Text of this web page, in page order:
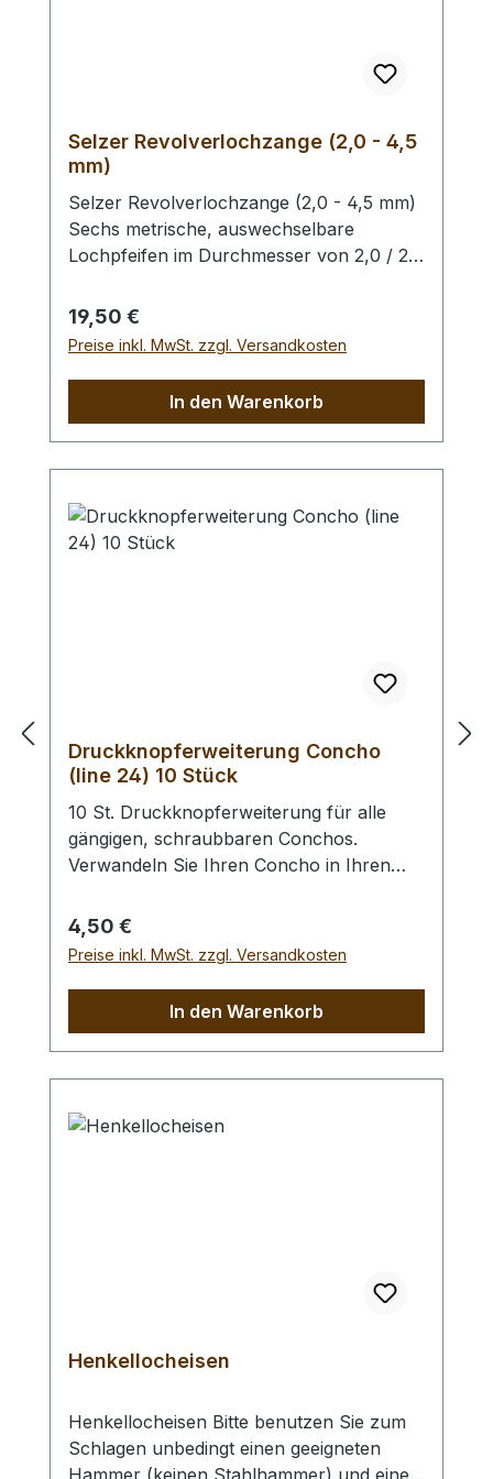
Selzer Revolverlochzange (2,0 - 4,5
mm)
Selzer Revolverlochzange (2,0 - 4,5 mm)
Sechs metrische, auswechselbare
Lochpfeifen im Durchmesser von 2,0 / 2,5
Sichtfenster für gewählten
Lochdurchmesser. Automatischer
Feststeller, Oberfläche silber vernickelt mit
hergestellt in Remscheid / Deutschland.
Zum Lochen von Leder und ähnlichen
Materialien. - Ersatz - Lochpfeifen (2,0 -
Lochpfeifen (1,5 - 6,0 mm) /
Lochpfeifenwechsler sind erhältlich.
Regulärer Preis:
19,50 €
Preise inkl. MwSt. zzgl. Versandkosten
In den Warenkorb
Druckknopferweiterung Concho
(line 24) 10 Stück
10 St. Druckknopferweiterung für alle
gängigen, schraubbaren Conchos.
Verwandeln Sie Ihren Concho in Ihren
Vernietens des Druckknopfoberteils wird
dieser in den Concho geschraubt. Des
Weiteren benötigen Sie ein Druckknopf -
Druckknopf - Einsetzwerkzeug (gross)
zur Befestigung des Druckknopfunterteils.
Für das Einsetzen in (sehr) dünne Leder
zum Unterlegen.
Regulärer Preis:
4,50 €
Preise inkl. MwSt. zzgl. Versandkosten
In den Warenkorb
Henkellocheisen
Henkellocheisen Bitte benutzen Sie zum
Schlagen unbedingt einen geeigneten